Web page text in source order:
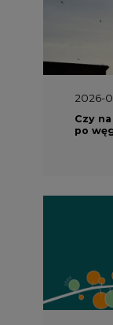
2026-
Czy
po